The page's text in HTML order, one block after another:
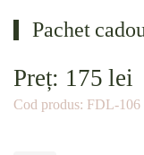
Pachet
Preț: 175lei
Cod produs: FDL-106